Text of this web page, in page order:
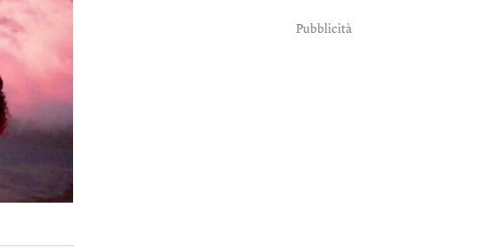
Pubblicità